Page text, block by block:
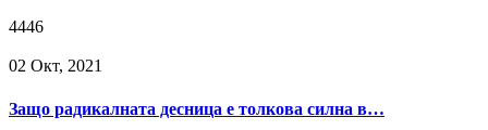
4446
02 Окт, 2021
Защо радикалната десница е толкова силна в…